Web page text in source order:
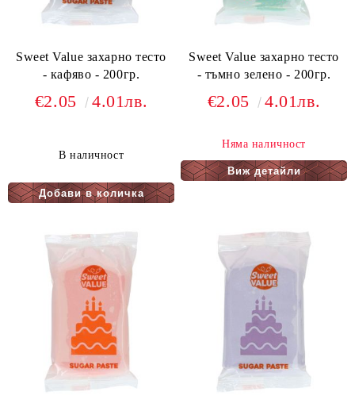
Sweet Value захарно тесто
- кафяво - 200гр.
€2.05 4.01лв.
В наличност
Sweet Value захарно тесто
- тъмно зелено - 200гр.
€2.05 4.01лв.
Няма наличност
Виж детайли